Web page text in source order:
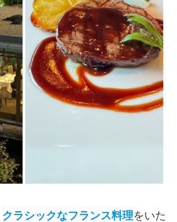
クラシックなフランス料理をいた